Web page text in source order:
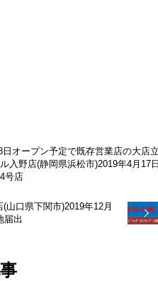
日オープン予定で既存営業店の大店
入野店(静岡県浜松市)2019年4月17
号店
山口県下関市)2019年12月
届出